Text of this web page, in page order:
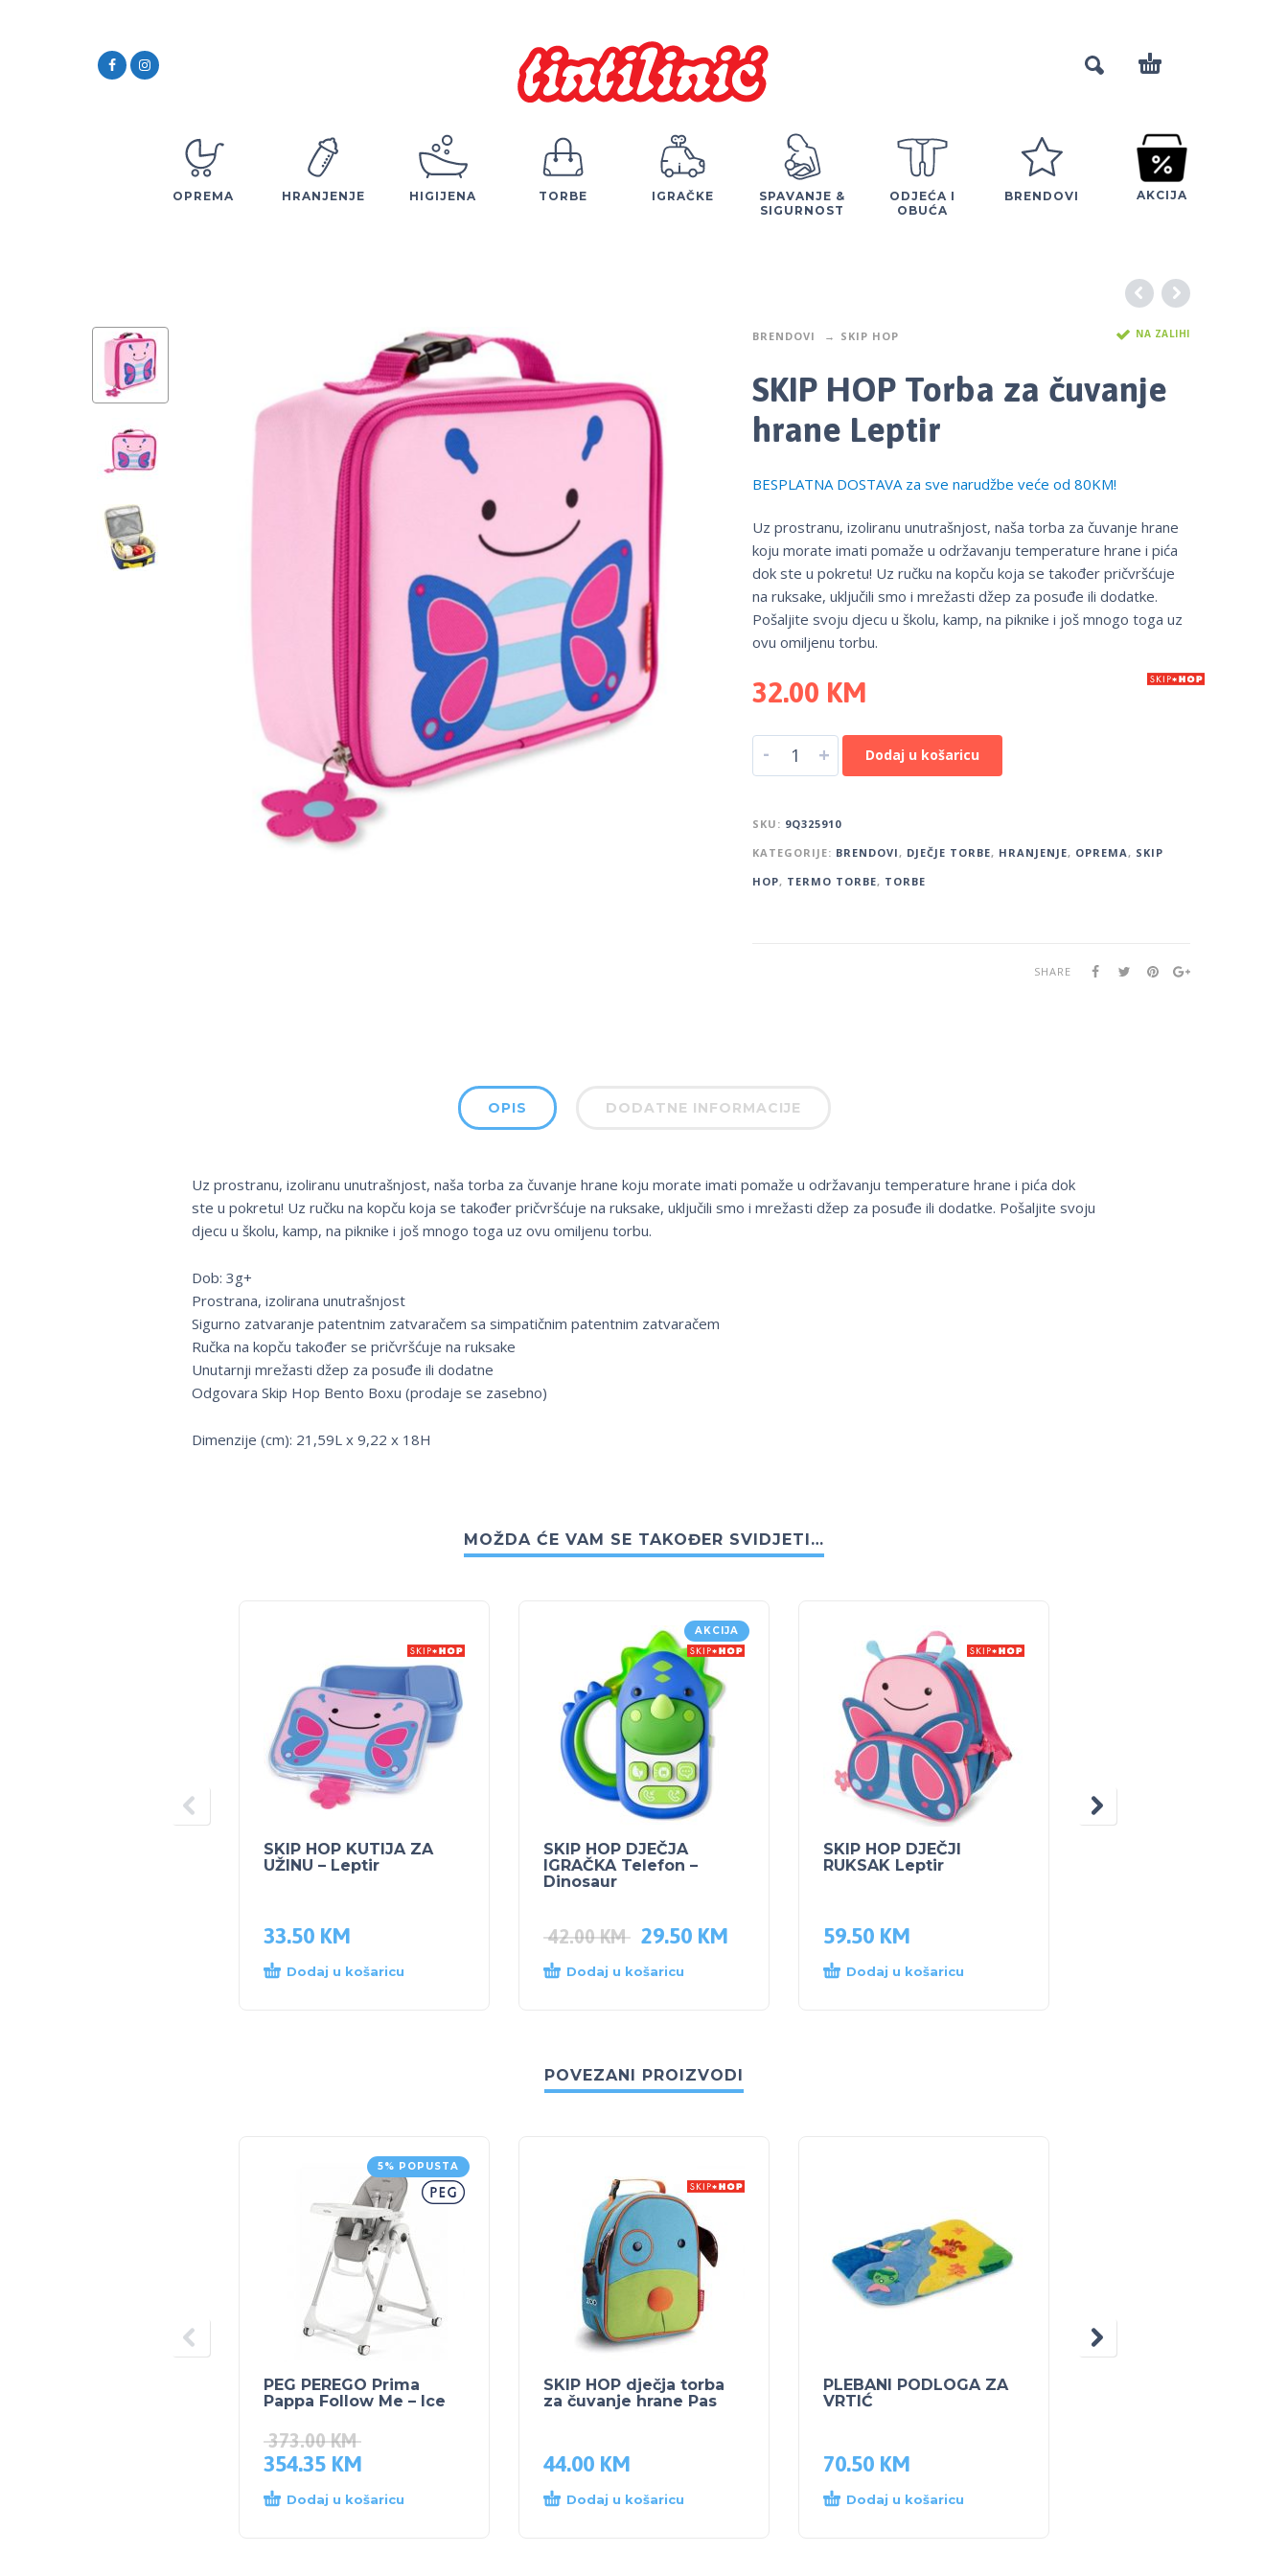
OPREMA HRANJENJE HIGIJENA TORBE IGRAČKE
SPAVANJE &
SIGURNOST
ODJEĆA I
OBUĆA
BRENDOVI AKCIJA
BRENDOVI SKIP HOP NA ZALIHI
SKIP HOP Torba za čuvanje
hrane Leptir
BESPLATNA DOSTAVA za sve narudžbe veće od 80KM!
Uz prostranu, izoliranu unutrašnjost, naša torba za čuvanje hrane
koju morate imati pomaže u održavanju temperature hrane i pića
dok ste u pokretu! Uz ručku na kopču koja se također pričvršćuje
na ruksake, uključili smo i mrežasti džep za posuđe ili dodatke.
Pošaljite svoju djecu u školu, kamp, ​​na piknike i još mnogo toga uz
ovu omiljenu torbu.
32.00 KM
- + Dodaj u košaricu
SKU: 9Q325910
KATEGORIJE: BRENDOVI, DJEČJE TORBE, HRANJENJE, OPREMA, SKIP
HOP, TERMO TORBE, TORBE
SHARE
OPIS DODATNE INFORMACIJE
Uz prostranu, izoliranu unutrašnjost, naša torba za čuvanje hrane koju morate imati pomaže u održavanju temperature hrane i pića dok
ste u pokretu! Uz ručku na kopču koja se također pričvršćuje na ruksake, uključili smo i mrežasti džep za posuđe ili dodatke. Pošaljite svoju
djecu u školu, kamp, ​​na piknike i još mnogo toga uz ovu omiljenu torbu.
Dob: 3g+
Prostrana, izolirana unutrašnjost
Sigurno zatvaranje patentnim zatvaračem sa simpatičnim patentnim zatvaračem
Ručka na kopču također se pričvršćuje na ruksake
Unutarnji mrežasti džep za posuđe ili dodatne
Odgovara Skip Hop Bento Boxu (prodaje se zasebno)
Dimenzije (cm): 21,59L x 9,22 x 18H
MOŽDA ĆE VAM SE TAKOĐER SVIDJETI…
SKIP HOP KUTIJA ZA
UŽINU – Leptir
33.50 KM
Dodaj u košaricu
AKCIJA
SKIP HOP DJEČJA
IGRAČKA Telefon –
Dinosaur
42.00KM 29.50 KM
Dodaj u košaricu
SKIP HOP DJEČJI
RUKSAK Leptir
59.50 KM
Dodaj u košaricu
POVEZANI PROIZVODI
5% POPUSTA
PEG PEREGO Prima
Pappa Follow Me – Ice
373.00KM
354.35 KM
Dodaj u košaricu
SKIP HOP dječja torba
za čuvanje hrane Pas
44.00 KM
Dodaj u košaricu
PLEBANI PODLOGA ZA
VRTIĆ
70.50 KM
Dodaj u košaricu